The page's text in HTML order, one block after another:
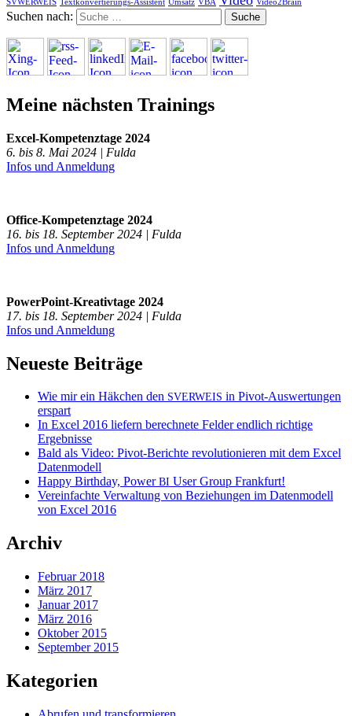
SVWERWEIS Textkonvertierungs-Assistent Umsatz VBA Video2Brain
Suchen nach:
Meine nächsten Trainings
Excel-Kompetenztage 2024
6. bis 8. Mai 2024 | Fulda
Infos und Anmeldung
Office-Kompetenztage 2024
16. bis 18. September 2024 | Fulda
Infos und Anmeldung
PowerPoint-Kreativtage 2024
17. bis 18. September 2024 | Fulda
Infos und Anmeldung
Neueste Beiträge
Wie mir ein Häkchen den SVERWEIS in Pivot-Auswertungen
erspart
In Excel 2016 liefern berechnete Felder endlich richtige
Ergebnisse
Bald als Video: Pivot-Berichte revolutionieren mit dem Excel
Datenmodell
Happy Birthday, PowerBI User Group Frankfurt!
Vereinfachte Verwaltung von Beziehungen im Datenmodell
von Excel 2016
Archiv
Februar 2018
März 2017
Januar 2017
März 2016
Oktober 2015
September 2015
Kategorien